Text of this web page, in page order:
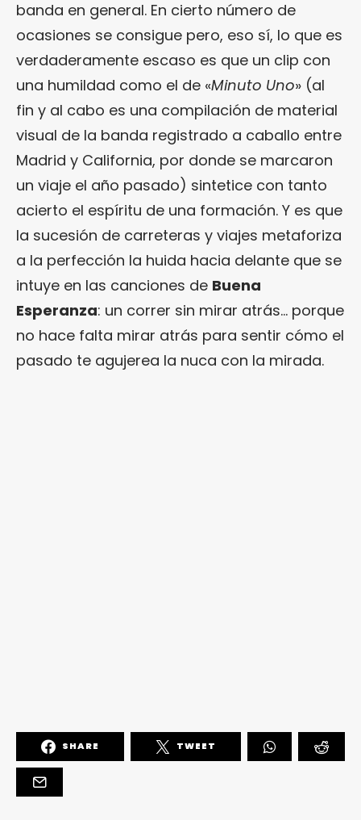
banda en general. En cierto número de
ocasiones se consigue pero, eso sí, lo que es
verdaderamente escaso es que un clip con
una humildad como el de «Minuto Uno» (al
fin y al cabo es una compilación de material
visual de la banda registrado a caballo entre
Madrid y California, por donde se marcaron
un viaje el año pasado) sintetice con tanto
acierto el espíritu de una formación. Y es que
la sucesión de carreteras y viajes metaforiza
a la perfección la huida hacia delante que se
intuye en las canciones de Buena
Esperanza: un correr sin mirar atrás… porque
no hace falta mirar atrás para sentir cómo el
pasado te agujerea la nuca con la mirada.
SHARE TWEET